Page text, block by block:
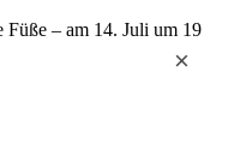
Füße – am 14. Juli um 19
×